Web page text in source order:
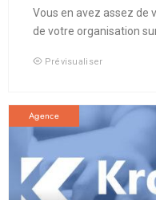
Vous en avez assez de
de votre organisation
Prévisualiser
Agence